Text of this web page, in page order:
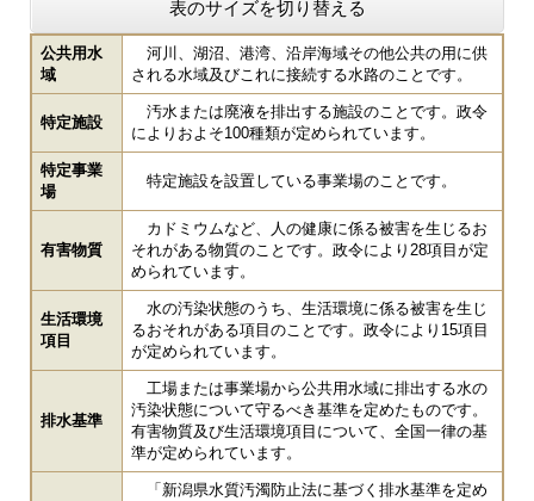
表のサイズを切り替える
公共用水
域
河川、湖沼、港湾、沿岸海域その他公共の用に供
される水域及びこれに接続する水路のことです。
特定施設
汚水または廃液を排出する施設のことです。政令
によりおよそ100種類が定められています。
特定事業
場
特定施設を設置している事業場のことです。
有害物質
カドミウムなど、人の健康に係る被害を生じるお
それがある物質のことです。政令により28項目が定
められています。
生活環境
項目
水の汚染状態のうち、生活環境に係る被害を生じ
るおそれがある項目のことです。政令により15項目
が定められています。
排水基準
工場または事業場から公共用水域に排出する水の
汚染状態について守るべき基準を定めたものです。
有害物質及び生活環境項目について、全国一律の基
準が定められています。
「新潟県水質汚濁防止法に基づく排水基準を定め